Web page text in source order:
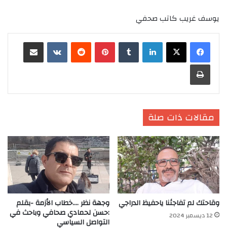
يوسف غريب كاتب صحفي
لينكدإن بينتيريست
طباعة
مقالات ذات صلة
وقاحتك لم تفاجئنا ياحفيظ الدراجي
12 ديسمبر 2024
وجهة نظر ….خطاب الأزمة -بقلم
:حسن لحمادي صحافي وباحث في
التواصل السياسي